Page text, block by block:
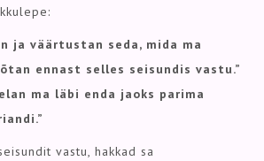
ja väärtustan seda, mida ma
ennast selles seisundis vastu.”
ma läbi enda jaoks parima
vastu, hakkad sa